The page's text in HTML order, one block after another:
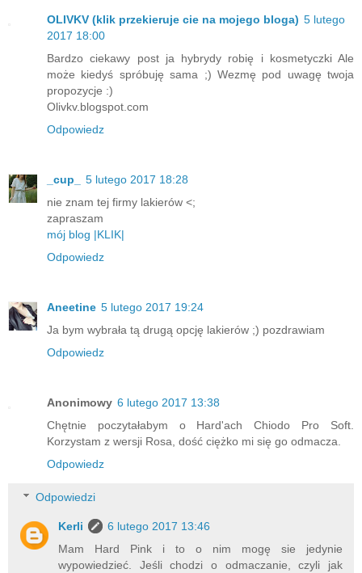
OLIVKV (klik przekieruje cie na mojego bloga) 5 lutego
2017 18:00
Bardzo ciekawy post ja hybrydy robię i kosmetyczki Ale
może kiedyś spróbuję sama ;) Wezmę pod uwagę twoja
propozycje :)
Olivkv.blogspot.com
Odpowiedz
_cup_
5 lutego 2017 18:28
nie znam tej firmy lakierów <;
zapraszam
mój blog |KLIK|
Odpowiedz
Aneetine 5 lutego 2017 19:24
Ja bym wybrała tą drugą opcję lakierów ;) pozdrawiam
Odpowiedz
Anonimowy 6 lutego 2017 13:38
Chętnie poczytałabym o Hard'ach Chiodo Pro Soft.
Korzystam z wersji Rosa, dość ciężko mi się go odmacza.
Odpowiedz
Odpowiedzi
Kerli
6 lutego 2017 13:46
Mam Hard Pink i to o nim mogę sie jedynie
wypowiedzieć. Jeśli chodzi o odmaczanie, czyli jak